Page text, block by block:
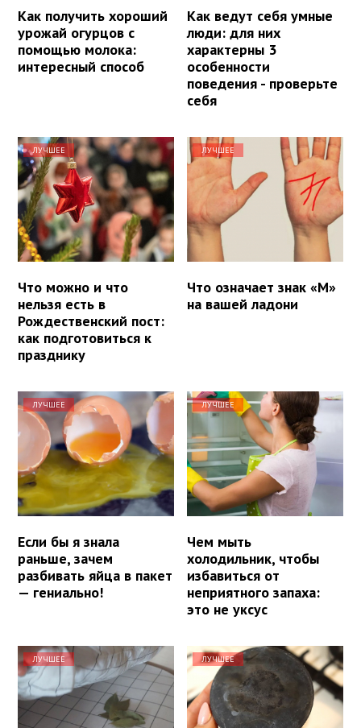
Как получить хороший
урожай огурцов с
помощью молока:
интересный способ
Как ведут себя умные
люди: для них
характерны 3
особенности
поведения - проверьте
себя
ЛУЧШЕЕ
Что можно и что
нельзя есть в
Рождественский пост:
как подготовиться к
празднику
ЛУЧШЕЕ
Что означает знак «М»
на вашей ладони
ЛУЧШЕЕ
Если бы я знала
раньше, зачем
разбивать яйца в пакет
— гениально!
ЛУЧШЕЕ
Чем мыть
холодильник, чтобы
избавиться от
неприятного запаха:
это не уксус
ЛУЧШЕЕ ЛУЧШЕЕ